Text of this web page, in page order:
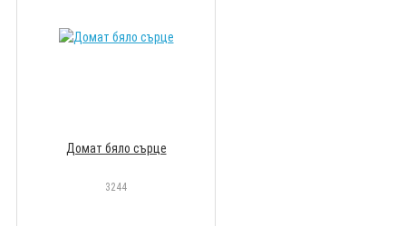
Домат бяло сърце
3244